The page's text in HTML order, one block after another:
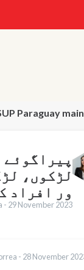
Paraguay
پیراگوئے
لڑکوں،
ور افراد
- 29 November 2023
- 28 November